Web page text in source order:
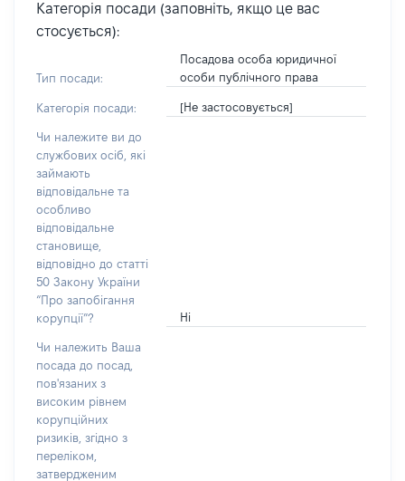
Категорія посади (заповніть, якщо це вас
стосується):
Тип посади:
Посадова особа юридичної
особи публічного права
Категорія посади: [Не застосовується]
Чи належите ви до
службових осіб, які
займають
відповідальне та
особливо
відповідальне
становище,
відповідно до статті
50 Закону України
“Про запобігання
корупції”?
Ні
Чи належить Ваша
посада до посад,
пов'язаних з
високим рівнем
корупційних
ризиків, згідно з
переліком,
затвердженим